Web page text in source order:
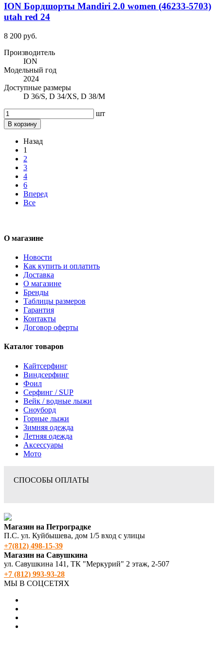
ION Бордшорты Mandiri 2.0 women (46233-5703)
utah red 24
8 200 руб.
Производитель
ION
Модельный год
2024
Доступные размеры
D 36/S, D 34/XS, D 38/M
шт
В корзину
Назад
1
2
3
4
6
Вперед
Все
О магазине
Новости
Как купить и оплатить
Доставка
О магазине
Бренды
Таблицы размеров
Гарантия
Контакты
Договор оферты
Каталог товаров
Кайтсерфинг
Виндсерфинг
Фоил
Серфинг / SUP
Вейк / водные лыжи
Сноуборд
Горные лыжи
Зимняя одежда
Летняя одежда
Аксессуары
Мото
СПОСОБЫ ОПЛАТЫ
Магазин на Петроградке
П.С. ул. Куйбышева, дом 1/5 вход с улицы
+7(812) 498‑15-39
Магазин на Савушкина
ул. Савушкина 141, ТК "Меркурий" 2 этаж, 2-507
+7 (812) 993-93-28
МЫ В СОЦСЕТЯХ